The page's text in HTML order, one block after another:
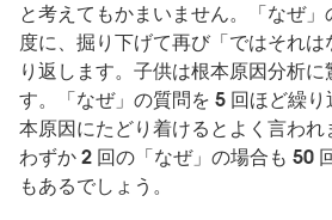
と考えてもかまいません。「なぜ
度に、掘り下げて再び「ではそれ
り返します。子供は根本原因分析に
す。「なぜ」の質問を 5 回ほど繰
本原因にたどり着けるとよく言わ
わずか 2 回の「なぜ」の場合も 50
もあるでしょう。